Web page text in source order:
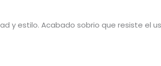
y estilo. Acabado sobrio que resiste el